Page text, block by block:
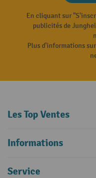
En cliquant sur
publicités de
Plus d'informations
Les Top Ventes
Informations
Service